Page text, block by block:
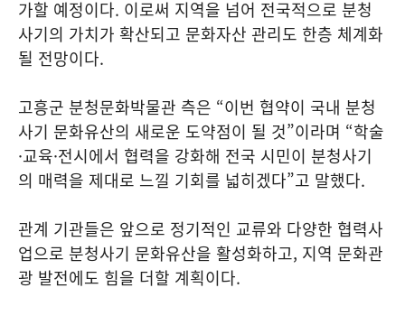
가할 예정이다. 이로써 지역을 넘어 전국적으로 분청
사기의 가치가 확산되고 문화자산 관리도 한층 체계화
될 전망이다.
고흥군 분청문화박물관 측은 “이번 협약이 국내 분청
사기 문화유산의 새로운 도약점이 될 것”이라며 “학술
·교육·전시에서 협력을 강화해 전국 시민이 분청사기
의 매력을 제대로 느낄 기회를 넓히겠다”고 말했다.
관계 기관들은 앞으로 정기적인 교류와 다양한 협력사
업으로 분청사기 문화유산을 활성화하고, 지역 문화관
광 발전에도 힘을 더할 계획이다.